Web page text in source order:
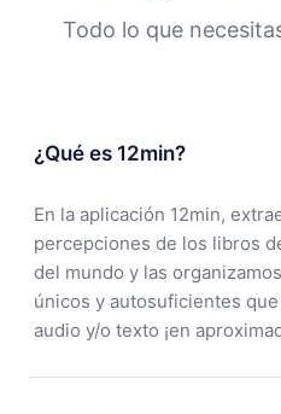
Todo lo que
¿Qué es 12min?
En la aplicación 12min,
percepciones de los libros
del mundo y las
únicos y autosuficientes
audio y/o texto ¡en